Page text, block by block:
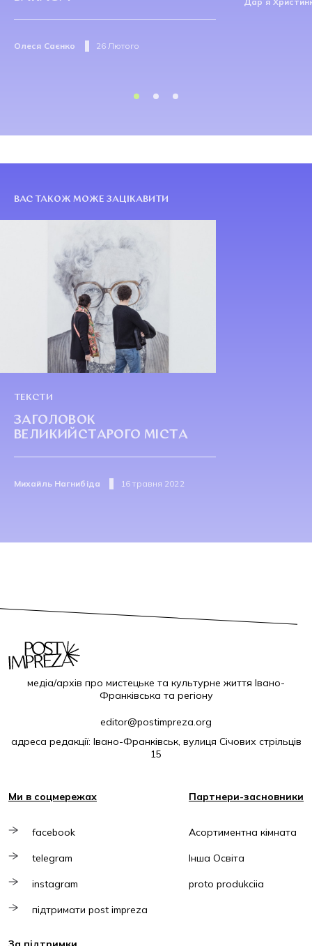
Олеся Саєнко 26 Лютого
ВАС ТАКОЖ МОЖЕ ЗАЦІКАВИТИ
ТЕКСТИ
ЗАГОЛОВОК
ВЕЛИКИЙСТАРОГО МІСТА
Михайль Нагнибіда 16 травня 2022
медіа/архів про мистецьке та культурне життя Івано-
Франківська та регіону
editor@postimpreza.org
адреса редакції: Івано-Франківськ, вулиця Січових стрільців
15
Ми в соцмережах
facebook
telegram
instagram
підтримати post impreza
Партнери-засновники
Асортиментна кімната
Інша Освіта
proto produkciia